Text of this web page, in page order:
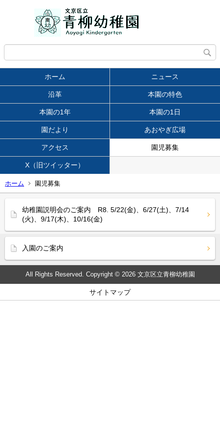
ホーム ニュース
沿革 本園の特色
本園の1年 本園の1日
園だより あおやぎ広場
アクセス 園児募集
X（旧ツイッター）
ホーム 園児募集
幼稚園説明会のご案内 R8. 5/22(金)、6/27(土)、7/14
(火)、9/17(木)、10/16(金)
入園のご案内
All Rights Reserved. Copyright © 2026 文京区立青柳幼稚園
サイトマップ